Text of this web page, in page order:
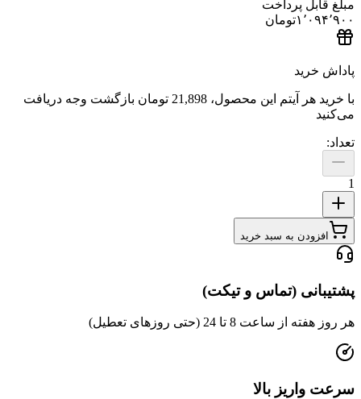
مبلغ قابل پرداخت
۱٬۰۹۴٬۹۰۰تومان
پاداش خرید
با خرید هر آیتم این محصول، 21,898 تومان
بازگشت وجه دریافت
می‌کنید
تعداد:
1
افزودن به سبد خرید
پشتیبانی (تماس و تیکت)
هر روز هفته از ساعت 8 تا 24 (حتی روزهای تعطیل)
سرعت واریز بالا